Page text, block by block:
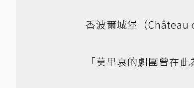
香波爾城堡（Château
「莫里哀的劇團曾在